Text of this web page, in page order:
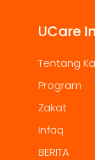
UCare
Tentang
Program
Zakat
Infaq
BERITA